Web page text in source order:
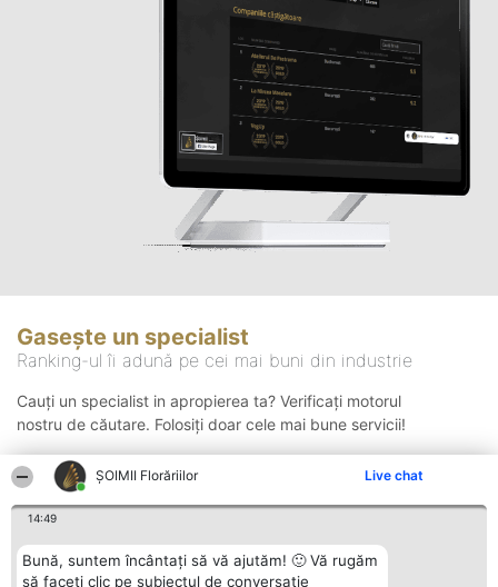
ȘOIMII Florăriilor Live chat
14:49
Bună, suntem încântați să vă ajutăm! 🙂 Vă rugăm
să faceți clic pe subiectul de conversație
Gasește un specialist
Ranking-ul îi adună pe cei mai buni din industrie
Cauți un specialist in apropierea ta? Verificați motorul
nostru de căutare. Folosiți doar cele mai bune servicii!